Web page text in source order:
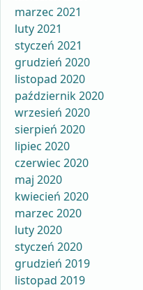
marzec 2021
luty 2021
styczeń 2021
grudzień 2020
listopad 2020
październik 2020
wrzesień 2020
sierpień 2020
lipiec 2020
czerwiec 2020
maj 2020
kwiecień 2020
marzec 2020
luty 2020
styczeń 2020
grudzień 2019
listopad 2019